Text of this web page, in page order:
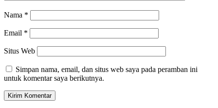
Nama *
Email *
Situs Web
Simpan nama, email, dan situs web saya pada peramban ini
untuk komentar saya berikutnya.